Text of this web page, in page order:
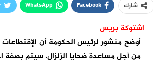
شارك Facebook
WhatsApp
اشتوكة بريس
أوضح منشور لرئيس الحكومة أن
من أجل مساعدة ضحايا الزلزال، سيتم بصفة